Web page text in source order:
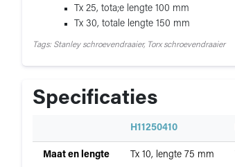
Tx 25, tota;e lengte 100 mm
Tx 30, totale lengte 150 mm
Tags: Stanley schroevendraaier, Torx schroevendraaier
Specificaties
Specificaties
H11250410
Maat en lengte Tx 10, lengte 75 mm